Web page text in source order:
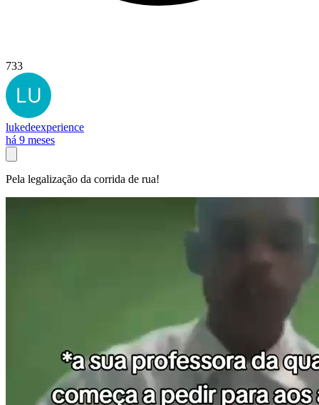
733
lukedeexperience
há 9 meses
Pela legalização da corrida de rua!